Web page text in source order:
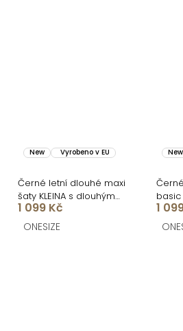
New Vyrobeno v EU
Černé letní dlouhé maxi
šaty KLEINA s dlouhým
rukávem
1 099 Kč
ONESIZE
New
1